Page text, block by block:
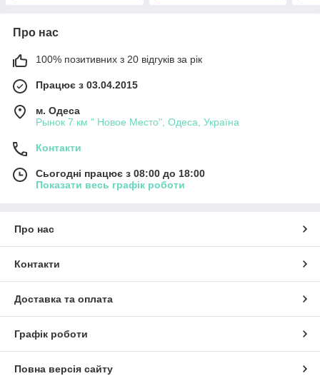
Про нас
100% позитивних з 20 відгуків за рік
Працює з 03.04.2015
м. Одеса
Рынок 7 км " Новое Место", Одеса, Україна
Контакти
Сьогодні працює з 08:00 до 18:00
Показати весь графік роботи
Про нас
Контакти
Доставка та оплата
Графік роботи
Повна версія сайту